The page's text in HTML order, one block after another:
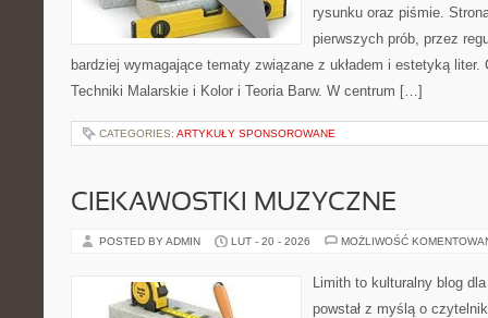
rysunku oraz piśmie.
pierwszych prób, przez
bardziej wymagające tematy związane z układem i estetyką liter.
Techniki Malarskie i Kolor i Teoria Barw. W centrum […]
CATEGORIES: ARTYKUŁY SPONSOROWANE
CIEKAWOSTKI MUZYCZNE
POSTED BY ADMIN LUT - 20 - 2026 MOŻLIWOŚĆ
Limith to kulturalny blog
powstał z myślą o